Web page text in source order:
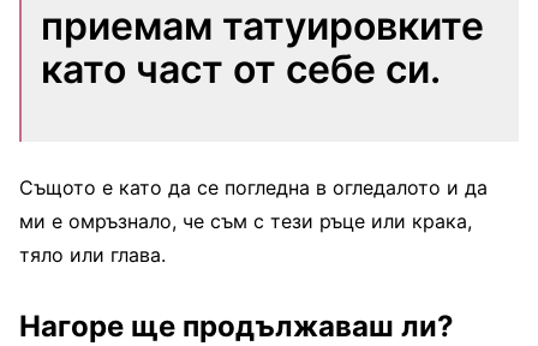
приемам татуировките
като част от себе си.
Същото е като да се погледна в огледалото и да
ми е омръзнало, че съм с тези ръце или крака,
тяло или глава.
Нагоре ще продължаваш ли?